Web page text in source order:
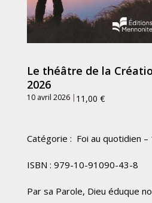
Le théâtre de la
2026
10 avril 2026 | 11,00 €
Catégorie : Foi au quotidien
ISBN : 979-10-91090-43-8
Par sa Parole, Dieu éduque